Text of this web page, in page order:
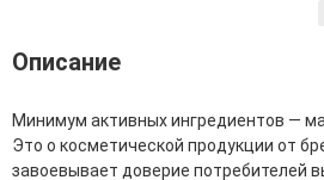
Для Лица
Ампулы для лица
Бальзамы для лица
Описание
Минимум активных ингредиентов —
Это о косметической продукции от
завоевывает доверие потребителей